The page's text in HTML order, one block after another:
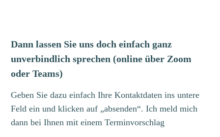
Dann lassen Sie uns doch einfach ganz
unverbindlich sprechen (online über Zoom
oder Teams)
Geben Sie dazu einfach Ihre Kontaktdaten ins untere
Feld ein und klicken auf „absenden“. Ich meld mich
dann bei Ihnen mit einem Terminvorschlag